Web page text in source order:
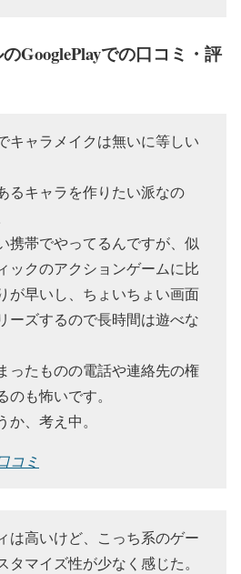
GooglePlayでの口コミ・評
キャラメイクは無いに等しい
るキャラを作りたい派なの
携帯でやってるんですが、似
ックのアクションゲームに比
が早いし、ちょいちょい画面
ーズするので長時間は遊べな
ったものの電話や連絡先の権
も怖いです。
、考え中。
コミ
は高いけど、こっち系のゲー
マイズ性が少なく感じた。